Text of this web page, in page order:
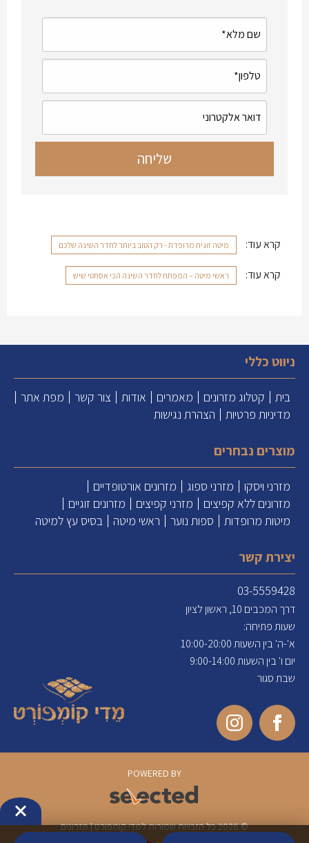
קרא עוד: מיטה זוגית מרופדת - רק הטוב ביותר לחדר השינה שלכם
קרא עוד: ראשי מיטה – המפתח לחדר השינה הכי אסתטי שיש
ניווט כללי
בית קטלוג מזרונים מאמרים אודות צור קשר
מפת אתר
מדיניות פרטיות
הצהרת נגישות
מוצרים נבחרים
מזרני ויסקו מזרני ספוג
מזרונים אורטופדיים
מזרונים ללא קפיצים
מזרני קפיצים
מזרונים זוגיים
מיטות מרופדות
ספות נוער ראשי מיטה בסיס עץ למיטה
יצירת קשר
03-5559428
דרך המכבים 10, ראשון לציון
שעות פתיחה:
א'-ה' בין השעות 10:00-20:00
יום ו' בין השעות 9:00-14:00
שבת סגור
POWERED BY
© 2026 כל הזכויות שמורות למדי קומפורט | מזרונים